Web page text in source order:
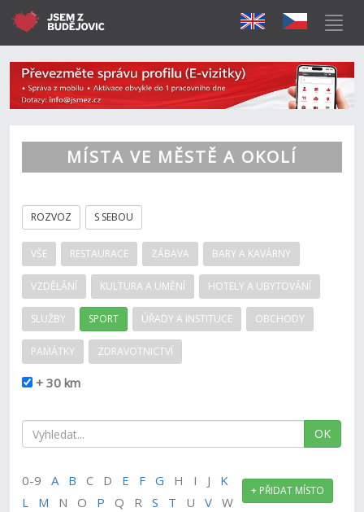
MÍSTA VE MĚSTĚ A OKOLÍ
ROZVOZ S SEBOU
VŠE RESTAURACE ZÁBAVA BARY A KAVÁRNY
VZDĚLÁNÍ KULTURA A UMĚNÍ HOTELY A UBYTOVÁNÍ
SLUŽBY SPORT ÚŘADY A INSTITUCE OBCHODY
PAMÁTKY ZDRAVOTNICTVÍ
+ 30 km
OK
+ PŘIDAT MÍSTO
0-9A B C D E F G H I J K
L
M N O P Q RS T UV W